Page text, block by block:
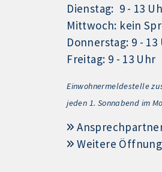
Dienstag: 9 - 13
Mittwoch: kein
Donnerstag: 9 -
Freitag: 9 - 13 Uhr
Einwohnermeldestelle
jeden 1. Sonnabend im
Weitere